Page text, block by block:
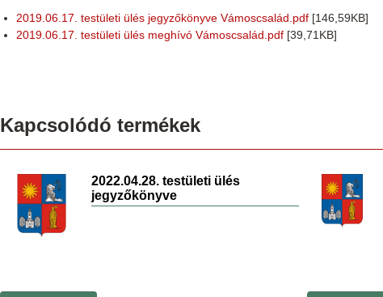
2019.06.17. testületi ülés jegyzőkönyve Vámoscsalád.pdf [146,59KB]
2019.06.17. testületi ülés meghívó Vámoscsalád.pdf [39,71KB]
Kapcsolódó termékek
2022.04.28. testületi ülés
jegyzőkönyve